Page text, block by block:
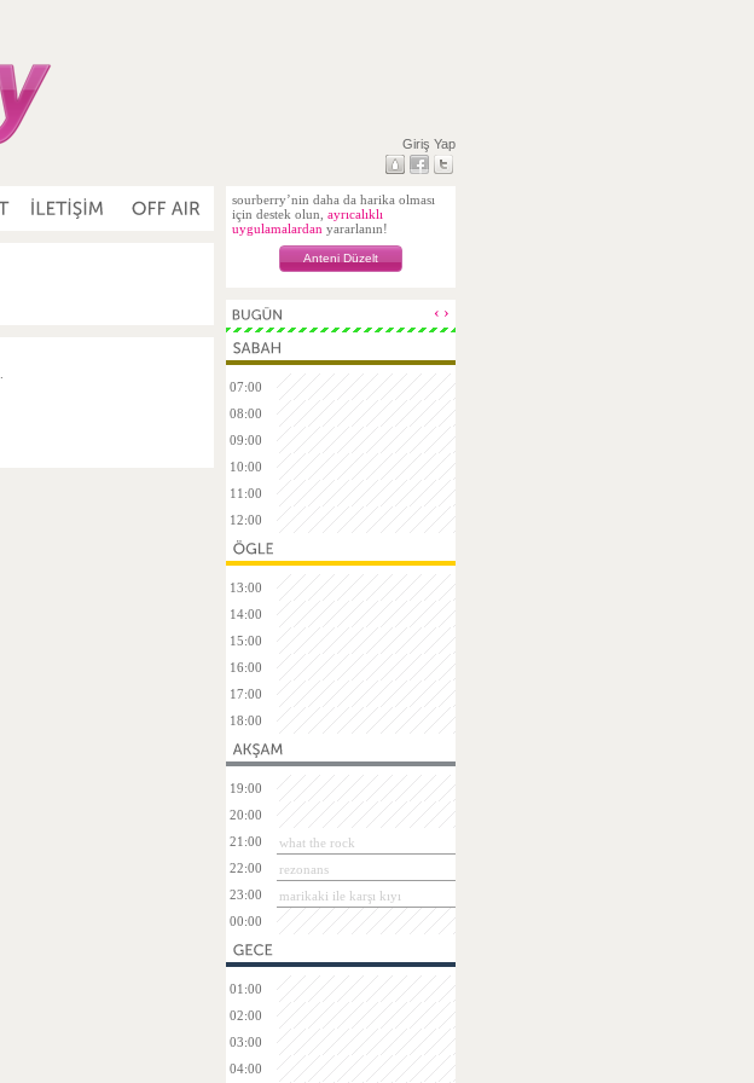
Giriş Yap
sourberry’nin daha da harika olması
için destek olun, ayrıcalıklı
uygulamalardan yararlanın!
Anteni Düzelt
‹ ›
07:00
08:00
09:00
10:00
11:00
12:00
13:00
14:00
15:00
16:00
17:00
18:00
19:00
20:00
21:00
what the rock
22:00
rezonans
23:00
marikaki ile karşı kıyı
00:00
01:00
02:00
03:00
04:00